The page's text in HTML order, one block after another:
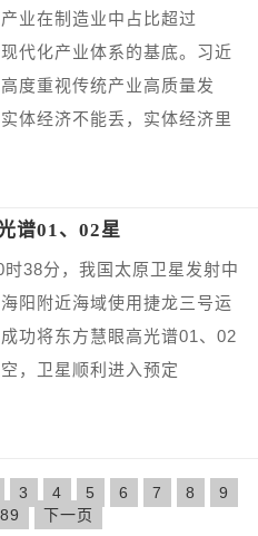
业在制造业中占比超过
代化产业体系的基底。习近
度重视传统产业高质量发
体经济不能丢，实体经济里
谱01、02星
时38分，我国太原卫星发射中
阳附近海域使用捷龙三号运
功将东方慧眼高光谱01、02
，卫星顺利进入预定
3 4 5 6 7 8
9
下一页